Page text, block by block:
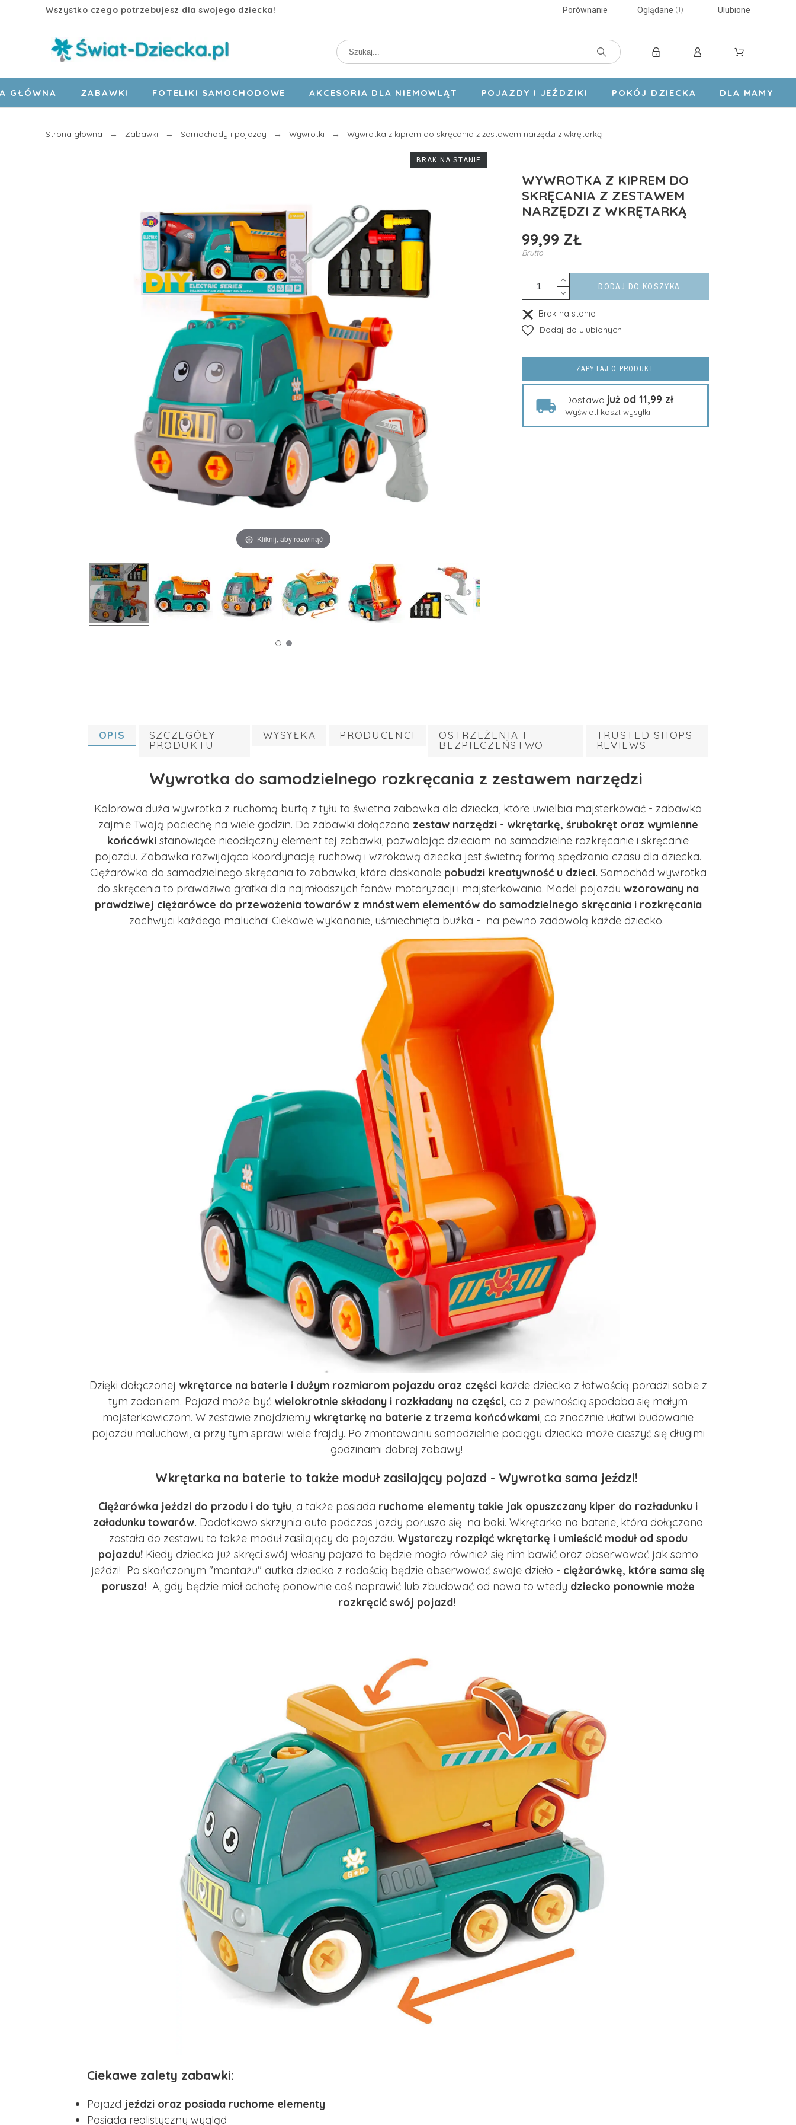
Wszystko czego potrzebujesz dla swojego dziecka! Porównanie Oglądane 1 Ulubione
GŁÓWNA ZABAWKI FOTELIKI SAMOCHODOWE AKCESORIA DLA NIEMOWLĄT POJAZDY I JEŹDZIKI POKÓJ DZIECKA DLA MAMY
Strona główna Zabawki Samochody i pojazdy Wywrotki Wywrotka z kiprem do skręcania z zestawem narzędzi z wkrętarką
BRAK NA STANIE
Kliknij, aby rozwinąć
WYWROTKA Z KIPREM DO
SKRĘCANIA Z ZESTAWEM
NARZĘDZI Z WKRĘTARKĄ
99,99 ZŁ
Brutto
DODAJ DO KOSZYKA
Brak na stanie
Dodaj do ulubionych
ZAPYTAJ O PRODUKT
Dostawa już od 11,99 zł
Wyświetl koszt wysyłki
OPIS
SZCZEGÓŁY
PRODUKTU
WYSYŁKA PRODUCENCI
OSTRZEŻENIA I
BEZPIECZEŃSTWO
TRUSTED SHOPS
REVIEWS
Wywrotka do samodzielnego rozkręcania z zestawem narzędzi
Kolorowa duża wywrotka z ruchomą burtą z tyłu to świetna zabawka dla dziecka, które uwielbia majsterkować - zabawka
zajmie Twoją pociechę na wiele godzin. Do zabawki dołączono zestaw narzędzi - wkrętarkę, śrubokręt oraz wymienne
końcówki stanowiące nieodłączny element tej zabawki, pozwalając dzieciom na samodzielne rozkręcanie i skręcanie
pojazdu. Zabawka rozwijająca koordynację ruchową i wzrokową dziecka jest świetną formą spędzania czasu dla dziecka.
Ciężarówka do samodzielnego skręcania to zabawka, która doskonale pobudzi kreatywność u dzieci. Samochód wywrotka
do skręcenia to prawdziwa gratka dla najmłodszych fanów motoryzacji i majsterkowania. Model pojazdu wzorowany na
prawdziwej ciężarówce do przewożenia towarów z mnóstwem elementów do samodzielnego skręcania i rozkręcania
zachwyci każdego malucha! Ciekawe wykonanie, uśmiechnięta buźka - na pewno zadowolą każde dziecko.
Dzięki dołączonej wkrętarce na baterie i dużym rozmiarom pojazdu oraz częścikażde dziecko z łatwością poradzi sobie z
tym zadaniem. Pojazd może być wielokrotnie składany i rozkładany na części, co z pewnością spodoba się małym
majsterkowiczom. W zestawie znajdziemy wkrętarkę na baterie z trzema końcówkami, co znacznie ułatwi budowanie
pojazdu maluchowi, a przy tym sprawi wiele frajdy. Po zmontowaniu samodzielnie pociągu dziecko może cieszyć się długimi
godzinami dobrej zabawy!
Wkrętarka na baterie to także moduł zasilający pojazd - Wywrotka sama jeździ!
Ciężarówka jeździ do przodu i do tyłu, a także posiada ruchome elementy takie jak opuszczany kiper do rozładunku i
załadunku towarów. Dodatkowo skrzynia auta podczas jazdy porusza się na boki. Wkrętarka na baterie, która dołączona
została do zestawu to także moduł zasilający do pojazdu. Wystarczy rozpiąć wkrętarkę i umieścić moduł od spodu
pojazdu!Kiedy dziecko już skręci swój własny pojazd to będzie mogło również się nim bawić oraz obserwować jak samo
jeździ! Po skończonym "montażu" autka dziecko z radością będzie obserwować swoje dzieło - ciężarówkę, które sama się
porusza! A, gdy będzie miał ochotę ponownie coś naprawić lub zbudować od nowa to wtedy dziecko ponownie może
rozkręcić swój pojazd!
Ciekawe zalety zabawki:
Pojazd jeździ oraz posiada ruchome elementy
Posiada realistyczny wygląd